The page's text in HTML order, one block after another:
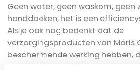
Geen water, geen waskom, geen
handdoeken, het is een
Als je ook nog bedenkt dat de
verzorgingsproducten van Maris
beschermende werking hebben,
geen reden meer bedenken om